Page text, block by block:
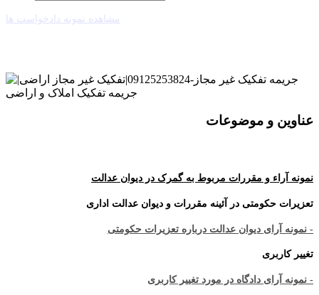
مشاهده نمونه دادخواست ها
عناوین و موضوعات
نمونه آراء و مقررات مربوط به گمرک در دیوان عدالت
تعزیرات حکومتی در آئینه مقررات و دیوان عدالت اداری
- نمونه آرای دیوان عدالت درباره تعزیرات حکومتی
تغییر کاربری
- نمونه آرای دادگاه در مورد تغییر کاربری